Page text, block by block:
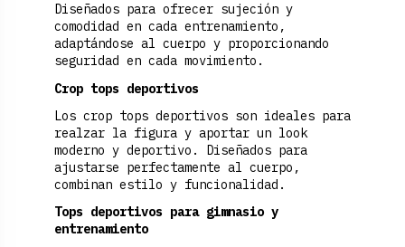
Diseñados para ofrecer sujeción y
comodidad en cada entrenamiento,
adaptándose al cuerpo y proporcionando
seguridad en cada movimiento.
Crop tops deportivos
Los crop tops deportivos son ideales para
realzar la figura y aportar un look
moderno y deportivo. Diseñados para
ajustarse perfectamente al cuerpo,
combinan estilo y funcionalidad.
Tops deportivos para gimnasio y
entrenamiento